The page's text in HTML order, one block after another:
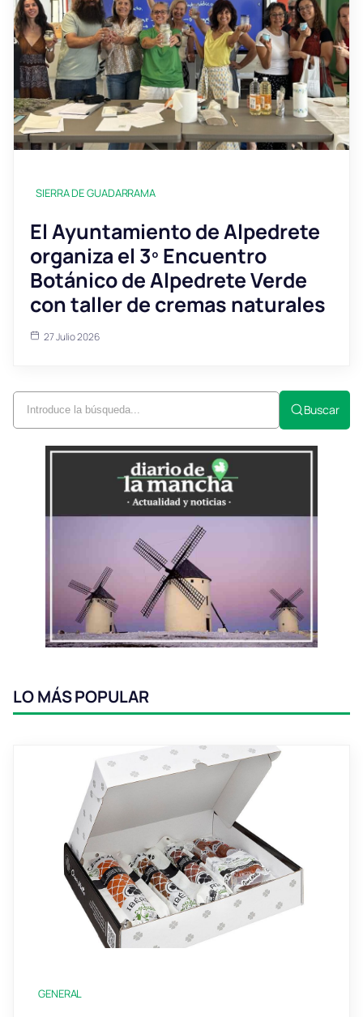
SIERRA DE GUADARRAMA
El Ayuntamiento de Alpedrete
organiza el 3º Encuentro
Botánico de Alpedrete Verde
con taller de cremas naturales
27 Julio 2026
Buscar
LO MÁS POPULAR
GENERAL